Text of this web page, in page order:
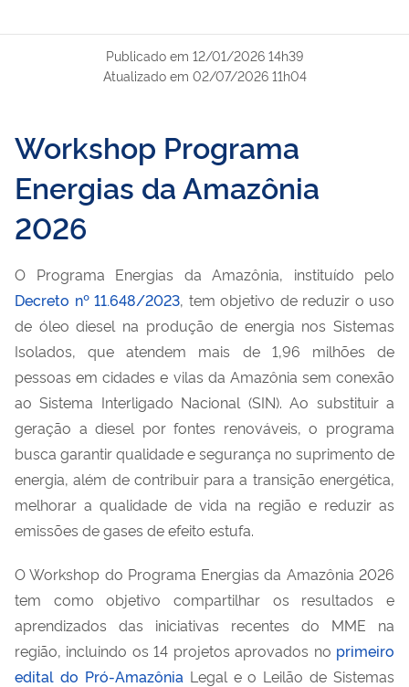
Publicado em 12/01/2026 14h39
Atualizado em 02/07/2026 11h04
Workshop Programa
Energias da Amazônia
2026
O Programa Energias da Amazônia, instituído pelo
Decreto nº 11.648/2023, tem objetivo de reduzir o uso
de óleo diesel na produção de energia nos Sistemas
Isolados, que atendem mais de 1,96 milhões de
pessoas em cidadese vilas da Amazônia sem conexão
ao Sistema Interligado Nacional (SIN). Ao substituir a
geração a diesel por fontes renováveis, o programa
busca garantir qualidade e segurança no suprimento de
energia, além de contribuir para a transição energética,
melhorar a qualidade de vida na região e reduzir as
emissões de gases de efeito estufa.
O Workshop do Programa Energias da Amazônia 2026
tem como objetivo compartilhar os resultados e
aprendizados das iniciativas recentes do MME na
região, incluindo os 14 projetos aprovados no primeiro
edital do Pró-Amazônia Legal e o Leilão de Sistemas